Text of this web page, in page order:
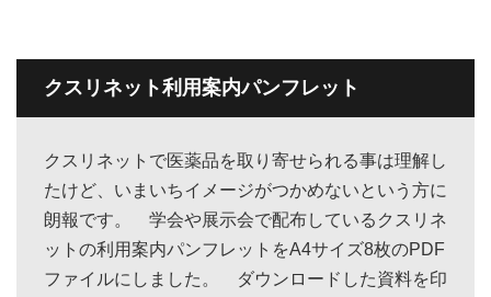
クスリネット利用案内パンフレット
クスリネットで医薬品を取り寄せられる事は理解し
たけど、いまいちイメージがつかめないという方に
朗報です。 学会や展示会で配布しているクスリネ
ットの利用案内パンフレットをA4サイズ8枚のPDF
ファイルにしました。 ダウンロードした資料を印